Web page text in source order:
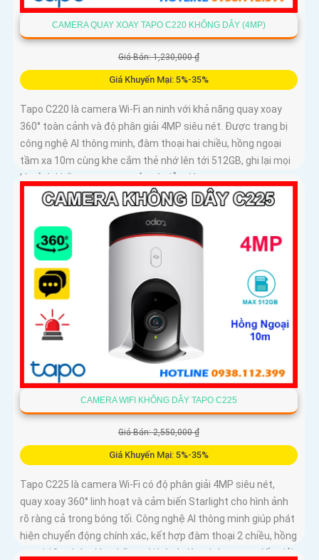
CAMERA QUAY XOAY TAPO C220 KHÔNG DÂY (4MP)
Giá Bán: 1,230,000 ₫
Giá Khuyến Mại: 5%-35%
Tapo C220 là camera Wi-Fi an ninh với khả năng quay xoay
360° toàn cảnh và độ phân giải 4MP siêu nét. Được trang bị
công nghệ AI thông minh, đàm thoại hai chiều, hồng ngoại
tầm xa 10m cùng khe cắm thẻ nhớ lên tới 512GB, ghi lại mọi
khoảnh khắc quan trọng cả ngày lẫn đêm
CAMERA WIFI KHÔNG DÂY TAPO C225
Giá Bán: 2,550,000 ₫
Giá Khuyến Mại: 5%-35%
Tapo C225 là camera Wi-Fi có độ phân giải 4MP siêu nét,
quay xoay 360° linh hoạt và cảm biến Starlight cho hình ảnh
rõ ràng cả trong bóng tối. Công nghệ AI thông minh giúp phát
hiện chuyển động chính xác, kết hợp đàm thoại 2 chiều, hồng
ngoại 10m, báo động bằng còi hú và đèn nháy, mang đến giải